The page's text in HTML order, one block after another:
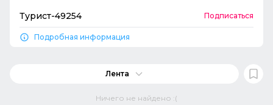
Турист-49254 Подписаться
Подробная информация
Лента
Ничего не найдено :(